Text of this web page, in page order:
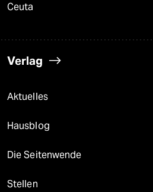
Ceuta
Verlag
Aktuelles
Hausblog
Die Seitenwende
Stellen